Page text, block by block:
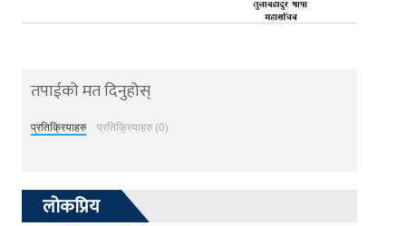
तपाईको मत दिनुहोस्
प्रतिक्रियाहरु प्रतिक्रियाहरु (0)
लोकप्रिय